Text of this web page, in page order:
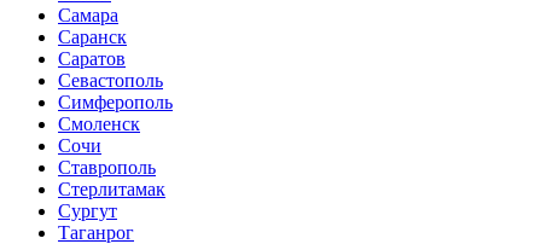
Самара
Саранск
Саратов
Севастополь
Симферополь
Смоленск
Сочи
Ставрополь
Стерлитамак
Сургут
Таганрог